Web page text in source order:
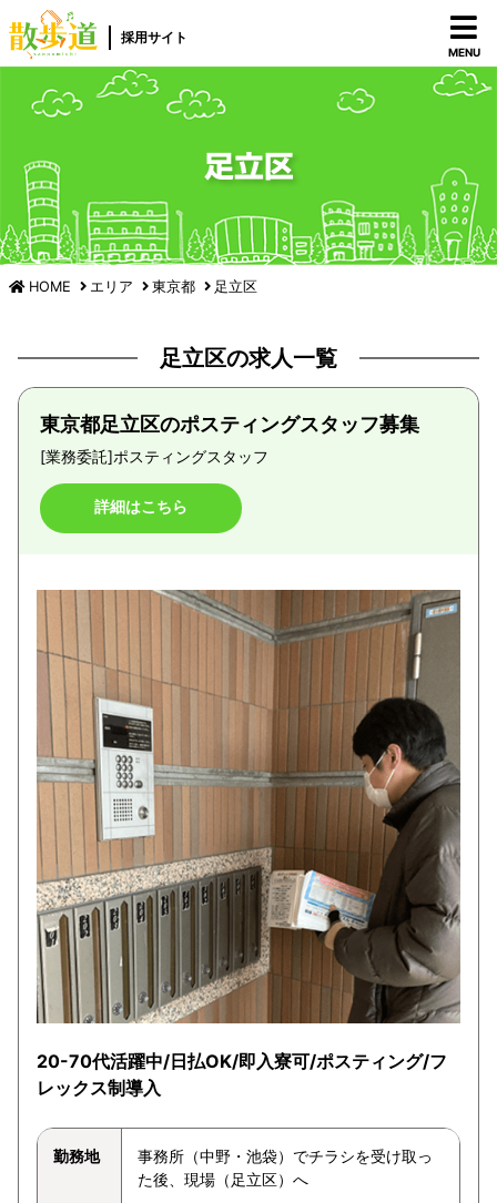
採用サイト
MENU
足立区
HOME エリア 東京都 足立区
足立区の求人一覧
東京都足立区のポスティングスタッフ募集
[業務委託]ポスティングスタッフ
詳細はこちら
20-70代活躍中/日払OK/即入寮可/ポスティング/フ
レックス制導入
勤務地
事務所（中野・池袋）でチラシを受け取っ
た後、現場（足立区）へ